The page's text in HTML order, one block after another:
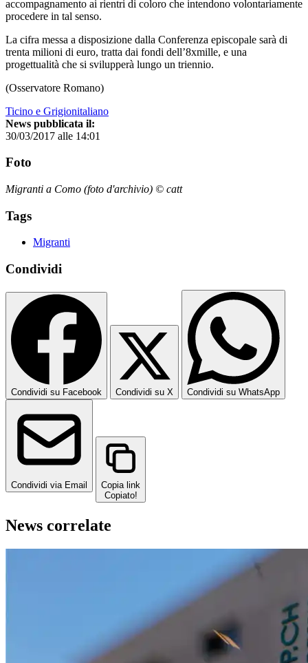
accompagnamento ai rientri di coloro che intendono volontariamente
procedere in tal senso.
La cifra messa a disposizione dalla Conferenza episcopale sarà di
trenta milioni di euro, tratta dai fondi dell’8xmille, e una
progettualità che si svilupperà lungo un triennio.
(Osservatore Romano)
Ticino e Grigionitaliano
News pubblicata il:
30/03/2017 alle 14:01
Foto
Migranti a Como (foto d'archivio) © catt
Tags
Migranti
Condividi
Condividi su Facebook Condividi su X Condividi su WhatsApp
Condividi via Email
Copia link
Copiato!
News correlate